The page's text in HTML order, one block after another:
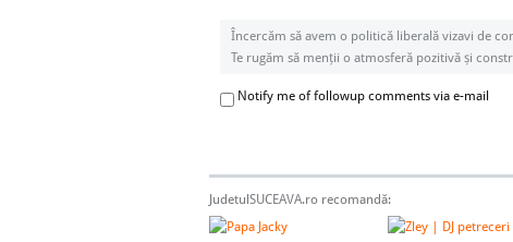
Încercăm să avem o politică liberală vizavi de
Te rugăm să menții o atmosferă pozitivă și
Notify me of followup comments via e-mail
JudetulSUCEAVA.ro recomandă: